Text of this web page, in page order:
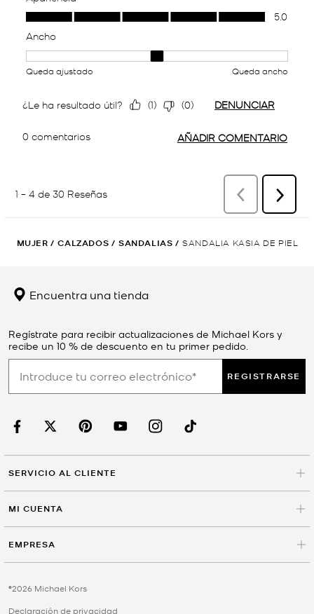
MUJER / CALZADOS / SANDALIAS / SANDALIA KASIA DE PIEL
Encuentra una tienda
Regístrate para recibir actualizaciones de Michael Kors y
recibe un 10 % de descuento en tu primer pedido.
REGISTRARSE
SERVICIO AL CLIENTE
MI CUENTA
EMPRESA
©2026 Michael Kors
Declaración de privacidad